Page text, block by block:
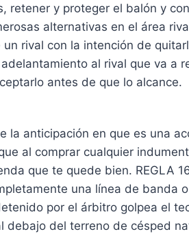
retener y proteger el balón y
alternativas en el área
rival con la intención de
al rival que va a
antes de que lo alcance.
la anticipación en que es una
al comprar cualquier
que te quede bien. REGLA
una línea de banda
por el árbitro golpea el
debajo del terreno de césped